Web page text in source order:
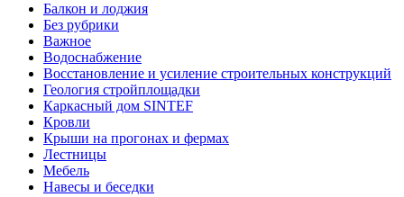
Балкон и лоджия
Без рубрики
Важное
Водоснабжение
Восстановление и усиление строительных конструкций
Геология стройплощадки
Каркасный дом SINTEF
Кровли
Крыши на прогонах и фермах
Лестницы
Мебель
Навесы и беседки